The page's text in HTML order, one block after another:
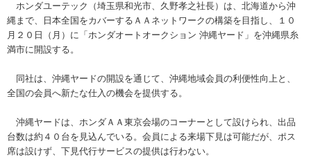
ホンダユーテック（埼玉県和光市、久野孝之社長）は、北海道から沖
縄まで、日本全国をカバーするＡＡネットワークの構築を目指し、１０
月２０日（月）に「ホンダオートオークション 沖縄ヤード」を沖縄県糸
満市に開設する。
同社は、沖縄ヤードの開設を通じて、沖縄地域会員の利便性向上と、
全国の会員へ新たな仕入の機会を提供する。
沖縄ヤードは、ホンダＡＡ東京会場のコーナーとして設けられ、出品
台数は約４０台を見込んでいる。会員による来場下見は可能だが、ポス
席は設けず、下見代行サービスの提供は行わない。